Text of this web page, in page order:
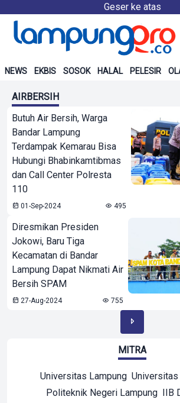
Geser ke atas
NEWS EKBIS SOSOK HALAL PELESIR
AIRBERSIH
Butuh Air Bersih, Warga
Bandar Lampung
Terdampak Kemarau Bisa
Hubungi Bhabinkamtibmas
dan Call Center Polresta
110
01-Sep-2024 495
Diresmikan Presiden
Jokowi, Baru Tiga
Kecamatan di Bandar
Lampung Dapat Nikmati Air
Bersih SPAM
27-Aug-2024 755
MITRA
Universitas Lampung
Politeknik Negeri Lampung IIB